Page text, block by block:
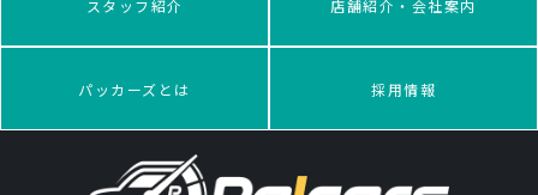
スタッフ紹介 店舗紹介・会社案内
パッカーズとは 採用情報